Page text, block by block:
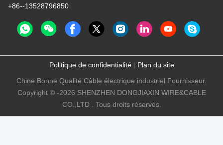
+86--13528796850
Politique de confidentialité| Plan du site
Chine Bonne Qualité Câble électrique industriel Fournisseur.
Copyright © -2026 SHENZHEN DONGJIAXIN WIRE&CABLE
CO.,LTD . Tous droits réservés.